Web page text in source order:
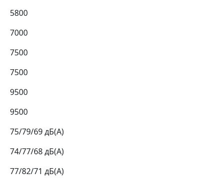
5800
7000
7500
7500
9500
9500
75/79/69 дБ(А)
74/77/68 дБ(А)
77/82/71 дБ(А)